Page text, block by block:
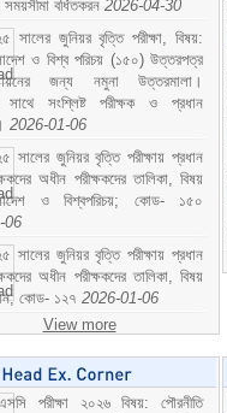
বর্ধিতকরন 2026-04-30
সালের জুনিয়র বৃত্তি পরীক্ষা, বিষয়:
ও বিশ্ব পরিচয় (১৫০) উত্তরপত্র
জন্য নমুনা উত্তরমালা।
সাথে সংশ্লিষ্ট পরীক্ষক ও প্রধান
2026-01-06
সালের জুনিয়র বৃত্তি পরীক্ষায় প্রধান
অধীন পরীক্ষকদের তালিকা, বিষয়
ও বিশ্বপরিচয়; কোড- ১৫০
06
সালের জুনিয়র বৃত্তি পরীক্ষায় প্রধান
অধীন পরীক্ষকদের তালিকা, বিষয়
কোড- ১২৭ 2026-01-06
View more
পরীক্ষা ২০২৬ বিষয়: পৌরনীতি